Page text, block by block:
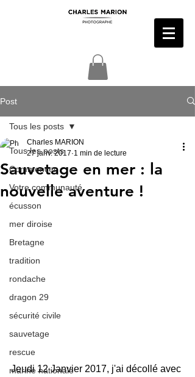
Post
Tous les posts
Commencer
Votre communauté
écusson
mer diroise
Bretagne
tradition
rondache
dragon 29
sécurité civile
sauvetage
rescue
marine nationale
Tous les posts
Sauvetage en mer : la
nouvelle aventure !
Charles MARION
27 janv. 2017 1 min de lecture
Jeudi 12 Janvier 2017, j'ai décollé avec